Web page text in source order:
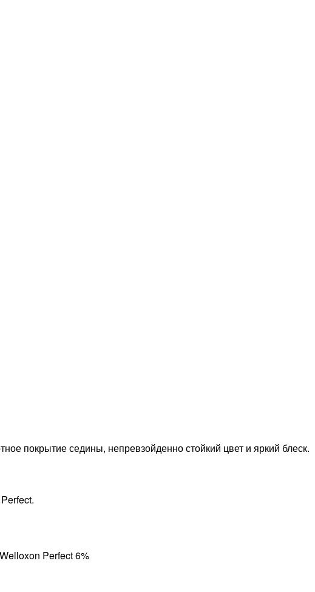
покрытие седины, непревзойденно стойкий цвет и яркий блеск.
Perfect 6%